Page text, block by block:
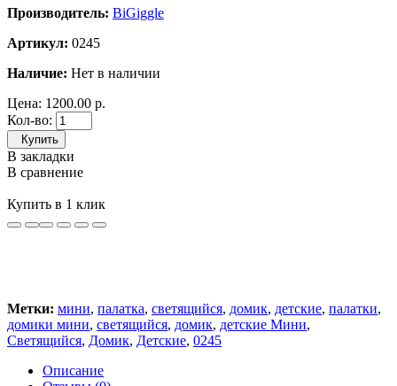
Производитель: BiGiggle
Артикул: 0245
Наличие: Нет в наличии
Цена: 1200.00 р.
Кол-во:
Купить
В закладки
В сравнение
Купить в 1 клик
Метки: мини, палатка, светящийся, домик, детские, палатки,
домики мини, светящийся, домик, детские Мини,
Светящийся, Домик, Детские, 0245
Описание